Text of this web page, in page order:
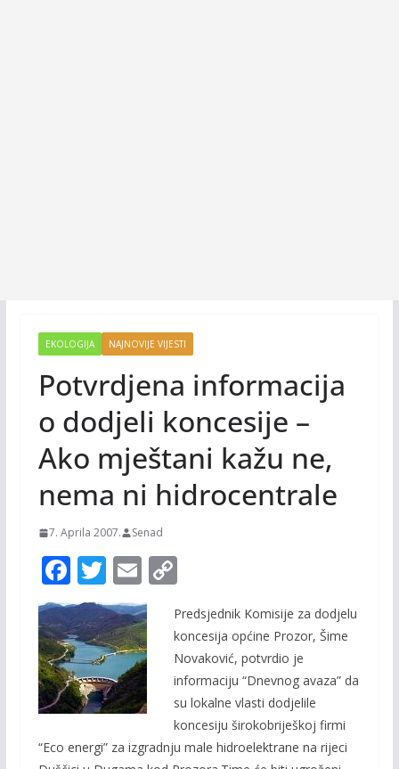
EKOLOGIJA NAJNOVIJE VIJESTI
Potvrdjena informacija
o dodjeli koncesije –
Ako mještani kažu ne,
nema ni hidrocentrale
7. Aprila 2007. Senad
F
ac
e
b
o
o
k
T
w
itt
er
E
m
ai
l
C
p
y
Li
n
k
Predsjednik Komisije za dodjelu
koncesija općine Prozor, Šime
Novaković, potvrdio je
informaciju “Dnevnog avaza” da
su lokalne vlasti dodjelile
koncesiju širokobriješkoj firmi
“Eco energi” za izgradnju male hidroelektrane na rijeci